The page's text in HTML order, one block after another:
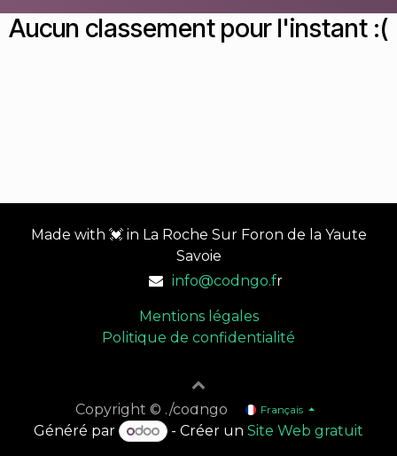
Aucun classement pour l'instant :(
Made with 💓 in La Roche Sur Foron de la Yaute
Savoie
info@codngo.fr
Mentions légales
Politique de confidentialité
Copyright © ./codngo Français
Généré par - Créer un Site Web gratuit